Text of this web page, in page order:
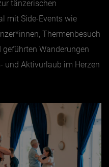
tänzerischen
mit Side-Events wie
Thermenbesuch
Wanderungen
und Aktivurlaub im Herzen